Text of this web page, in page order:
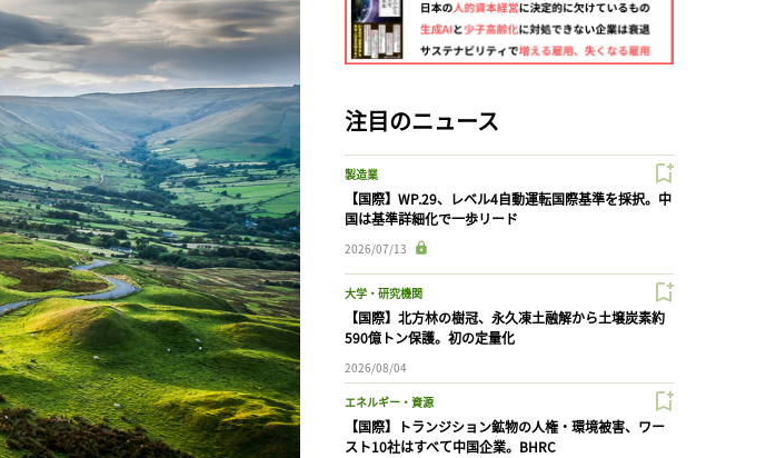
注目のニュース
製造業
【国際】WP.29、レベル4自動運転国際基準を採択。中
国は基準詳細化で一歩リード
2026/07/13
大学・研究機関
【国際】北方林の樹冠、永久凍土融解から土壌炭素約
590億トン保護。初の定量化
2026/08/04
エネルギー・資源
【国際】トランジション鉱物の人権・環境被害、ワー
スト10社はすべて中国企業。BHRC